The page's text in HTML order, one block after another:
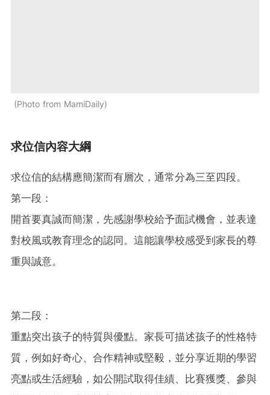
Photo from MamiDaily
求位信內容大綱
求位信的結構應簡潔而有層次，通常分為三至四段。
第一段：
開首要真誠而簡潔，先感謝學校給予面試機會，並表達
對校風或教育理念的認同。這能讓學校感受到家長的尊
重與誠意。
第二段：
重點突出孩子的特質與優點。家長可描述孩子的性格特
質，例如好奇心、合作精神或堅毅，並分享近期的學習
亮點或生活經驗，如公開試取得佳績、比賽獲獎、參與